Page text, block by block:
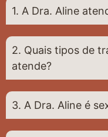
1. A Dra. Aline
2. Quais tipos de
atende?
3. A Dra. Aline é